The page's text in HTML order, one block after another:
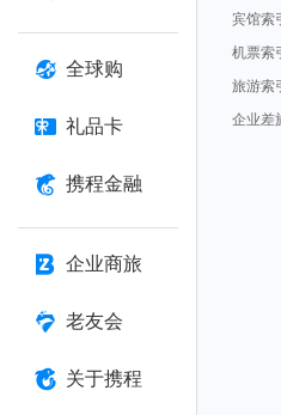
全球购
礼品卡
携程金融
企业商旅
老友会
关于携程
宾馆索
机票索
旅游索
企业差